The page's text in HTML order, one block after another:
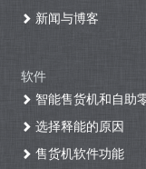
新闻与博客
软件
智能售货机和自助
选择释能的原因
售货机软件功能